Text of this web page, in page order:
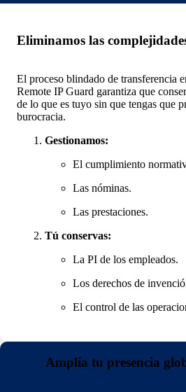
Eliminamos las
El proceso blindado de transferencia
Remote IP Guard garantiza que
de lo que es tuyo sin que tengas que
burocracia.
Gestionamos:
El cumplimiento
Las nóminas.
Las prestaciones.
Tú conservas:
La PI de los empleados.
Los derechos de
El control de las
Amplía tu presencia